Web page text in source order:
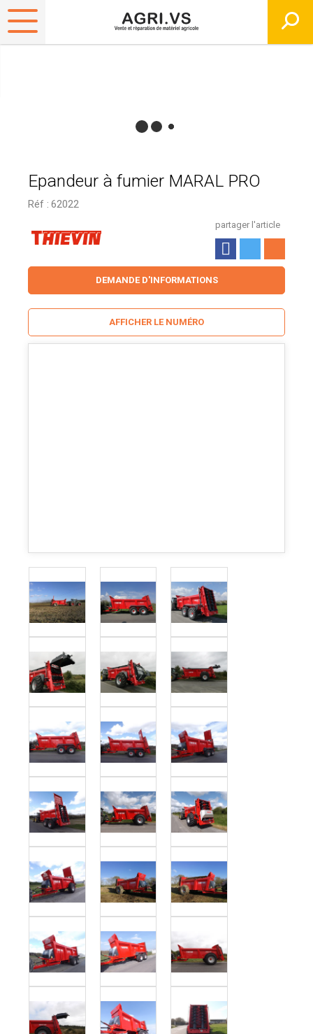
Epandeur à fumier MARAL PRO
Réf : 62022
partager l'article
DEMANDE D'INFORMATIONS
AFFICHER LE NUMÉRO